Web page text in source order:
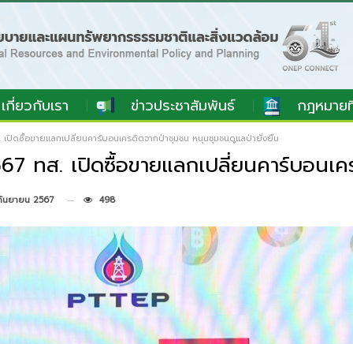
เกี่ยวกับเรา ข่าวประชาสัมพันธ์ กฎหมาย
ปิดซื้อขายแลกเปลี่ยนคาร์บอนเครดิตจากป่าชุมชน หนุนชุมชนดูแลป่ายั่งยืน
ทส. เปิดซื้อขายแลกเปลี่ยนคาร์บอน
นยายน 2567 498